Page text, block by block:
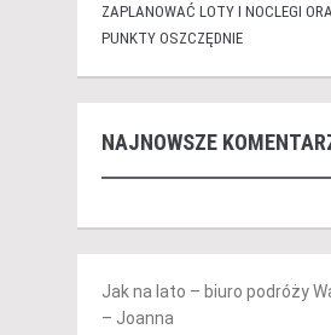
ZAPLANOWAĆ LOTY I NOCLEGI
PUNKTY OSZCZĘDNIE
NAJNOWSZE
Jak na lato – biuro podróży
– Joanna